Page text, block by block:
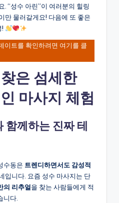
. “성수 아린”이 여러분의 힐링
만 물러갈게요! 다음에 또 좋은
!
이트를 확인하려면 여기를 클
은 섬세한
마사지 체험
함께하는 진짜 테
수동은 트렌디하면서도 감성적
입니다. 요즘 성수 마사지는 단
의 리추얼을 찾는 사람들에게 적
니다.